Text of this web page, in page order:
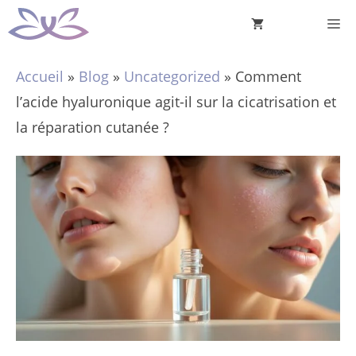
Aller
au
Accueil » Blog » Uncategorized » Comment
l’acide hyaluronique agit-il sur la cicatrisation et
la réparation cutanée ?